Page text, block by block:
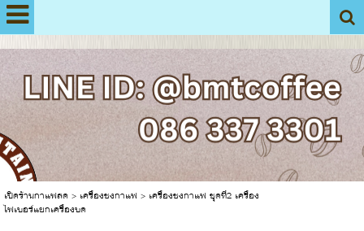
เปิดร้านกาแฟสด > เครื่องชงกาแฟ> เครื่องชงกาแฟ ชุดที่2 เครื่อง
ไฟเบอร์แยกเครื่องบด